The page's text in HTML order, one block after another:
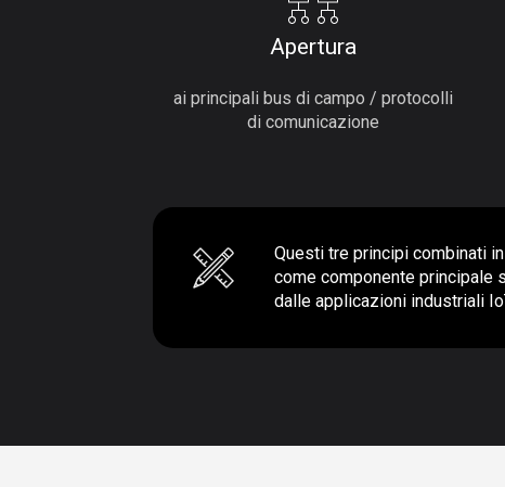
Apertura
ai principali bus di campo / protocolli
di comunicazione
Questi tre principi combinati
come componente principale
dalle applicazioni industriali